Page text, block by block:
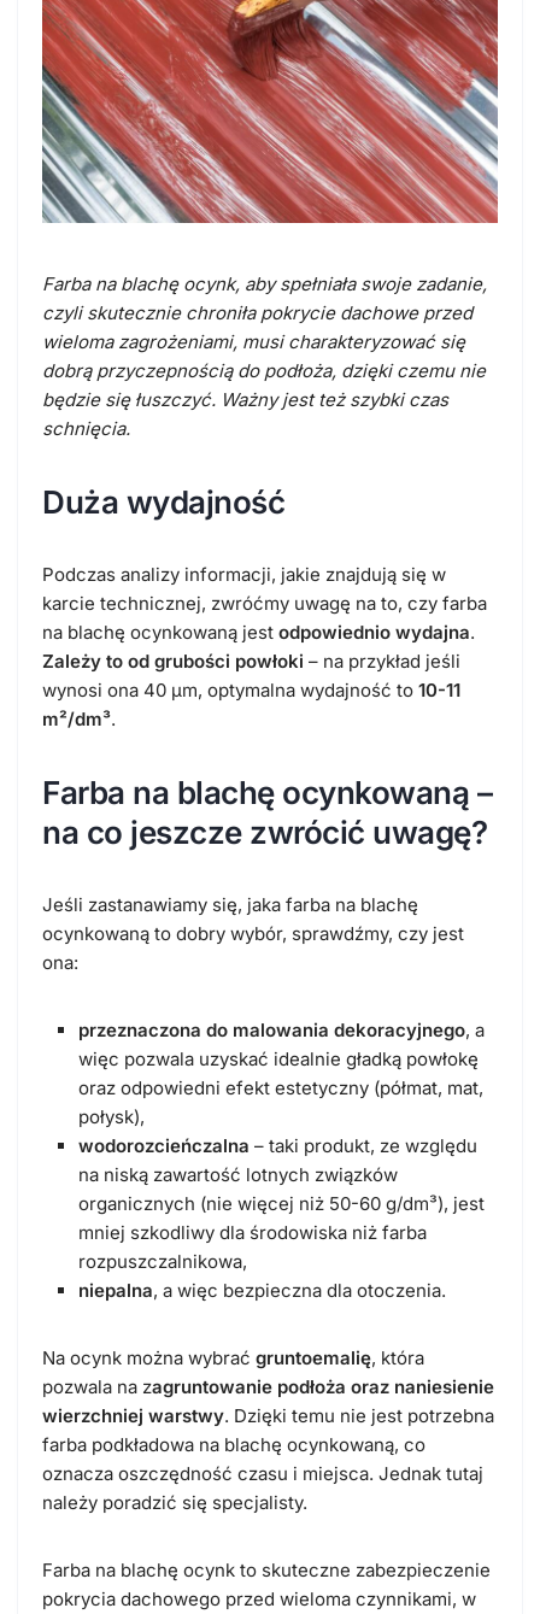
Farba na blachę ocynk, aby spełniała swoje zadanie,
czyli skutecznie chroniła pokrycie dachowe przed
wieloma zagrożeniami, musi charakteryzować się
dobrą przyczepnością do podłoża, dzięki czemu nie
będzie się łuszczyć. Ważny jest też szybki czas
schnięcia.
Duża wydajność
Podczas analizy informacji, jakie znajdują się w
karcie technicznej, zwróćmy uwagę na to, czy farba
na blachę ocynkowaną jest odpowiednio wydajna.
Zależy to od grubości powłoki – na przykład jeśli
wynosi ona 40 µm, optymalna wydajność to 10-11
m²/dm³.
Farba na blachę ocynkowaną –
na co jeszcze zwrócić uwagę?
Jeśli zastanawiamy się, jaka farba na blachę
ocynkowaną to dobry wybór, sprawdźmy, czy jest
ona:
przeznaczona do malowania dekoracyjnego, a
więc pozwala uzyskać idealnie gładką powłokę
oraz odpowiedni efekt estetyczny (półmat, mat,
połysk),
wodorozcieńczalna – taki produkt, ze względu
na niską zawartość lotnych związków
organicznych (nie więcej niż 50-60 g/dm³), jest
mniej szkodliwy dla środowiska niż farba
rozpuszczalnikowa,
niepalna, a więc bezpieczna dla otoczenia.
Na ocynk można wybrać gruntoemalię, która
pozwala na zagruntowanie podłoża oraz naniesienie
wierzchniej warstwy. Dzięki temu nie jest potrzebna
farba podkładowa na blachę ocynkowaną, co
oznacza oszczędność czasu i miejsca. Jednak tutaj
należy poradzić się specjalisty.
Farba na blachę ocynk to skuteczne zabezpieczenie
pokrycia dachowego przed wieloma czynnikami, w